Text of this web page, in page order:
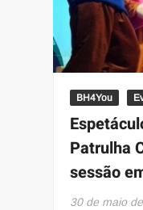
BH4You
Patrulha
sessão
30 de maio